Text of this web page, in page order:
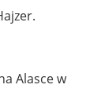
Alasce w